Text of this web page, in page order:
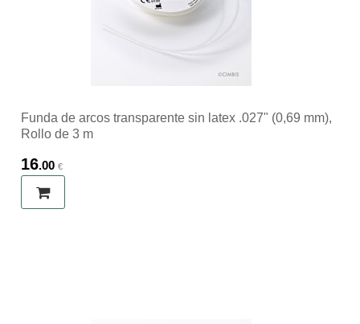
Funda de arcos transparente sin latex .027" (0,69 mm),
Rollo de 3 m
16.00 €